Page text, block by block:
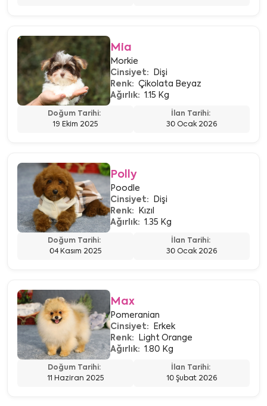
Mia
Morkie
Cinsiyet:
Dişi
Renk: Çikolata Beyaz
Ağırlık: 1.15 Kg
Doğum Tarihi:
19 Ekim 2025
İlan Tarihi:
30 Ocak 2026
Polly
Poodle
Cinsiyet:
Dişi
Renk:
Kızıl
Ağırlık: 1.35 Kg
Doğum Tarihi:
04 Kasım 2025
İlan Tarihi:
30 Ocak 2026
Max
Pomeranian
Cinsiyet:
Erkek
Renk:
Light Orange
Ağırlık: 1.80 Kg
Doğum Tarihi:
11 Haziran 2025
İlan Tarihi:
10 Şubat 2026